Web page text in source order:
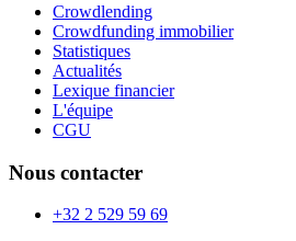
Crowdlending
Crowdfunding immobilier
Statistiques
Actualités
Lexique financier
L'équipe
CGU
Nous contacter
+32 2 529 59 69